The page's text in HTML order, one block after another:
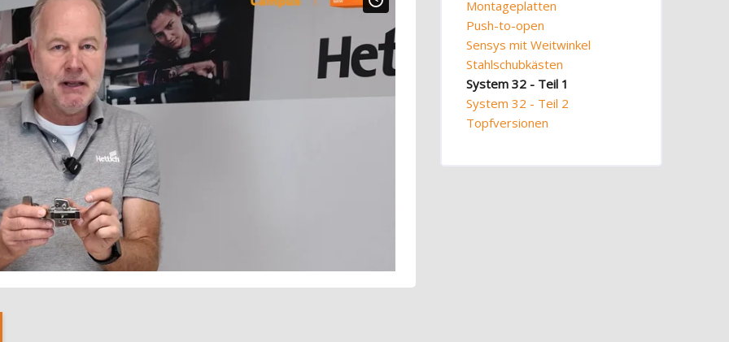
Montageplatten
Push-to-open
Sensys mit Weitwinkel
Stahlschubkästen
System 32 - Teil 1
System 32 - Teil 2
Topfversionen